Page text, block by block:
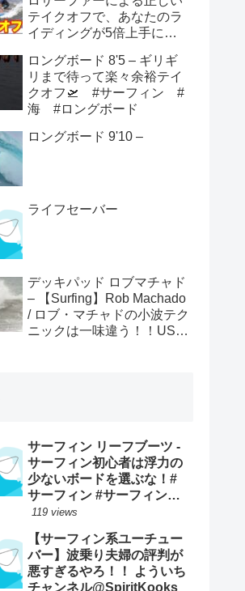
テイクオフで、あなたのラ
イディングが5倍上手にな
ロングボード 8'5 – ギリギ
リまで待って楽々余裕テイ
クオフ🛫 #サーフィン #
海 #ロングボード
ロングボード 9'10 –
ライフセーバー
デッキパッド ロブマチャド
– 【Surfing】Rob Machado
/ ロブ・マチャドの小波テク
ニックは一味違う！！USオ
サーフィン リーフブーツ -
サーフィン初心者は浮力の
少ないボードを選ぶな！#
サーフィン #サーフィンス
クール #川畑友吾 #千葉 #湘
119 views
【サーフィン系ユーチュー
バー】波乗り夫婦の評判が
悪すぎるやろ！！ よういち
チャンネル@SpiritKooks